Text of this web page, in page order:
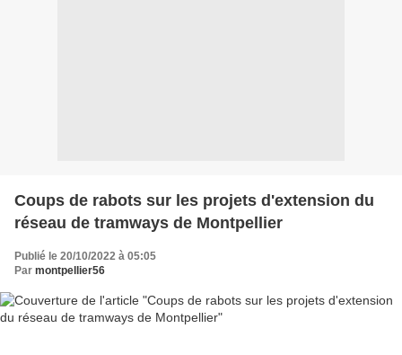
Coups de rabots sur les projets d'extension du
réseau de tramways de Montpellier
Publié le 20/10/2022 à 05:05
Par montpellier56